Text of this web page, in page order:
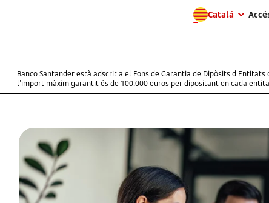
Catalá
Banco Santander està adscrit a el Fons de Garantia de Dipòsits
l'import màxim garantit és de 100.000 euros per dipositant en cada